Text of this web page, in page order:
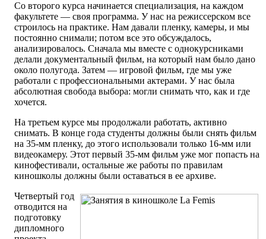
Со второго курса начинается специализация, на каждом
факультете — своя программа. У нас на режиссерском все
строилось на практике. Нам давали пленку, камеры, и мы
постоянно снимали; потом все это обсуждалось,
анализировалось. Сначала мы вместе с однокурсниками
делали документальный фильм, на который нам было дано
около полугода. Затем — игровой фильм, где мы уже
работали с профессиональными актерами. У нас была
абсолютная свобода выбора: могли снимать что, как и где
хочется.
На третьем курсе мы продолжали работать, активно
снимать. В конце года студенты должны были снять фильм
на 35-мм пленку, до этого использовали только 16-мм или
видеокамеру. Этот первый 35-мм фильм уже мог попасть на
кинофестивали, остальные же работы по правилам
киношколы должны были оставаться в ее архиве.
Четвертый год
отводится на
подготовку
дипломного